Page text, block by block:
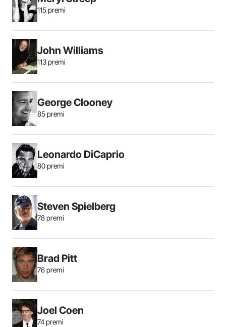
115 premi
John Williams
113 premi
George Clooney
85 premi
Leonardo DiCaprio
80 premi
Steven Spielberg
78 premi
Brad Pitt
76 premi
Joel Coen
74 premi